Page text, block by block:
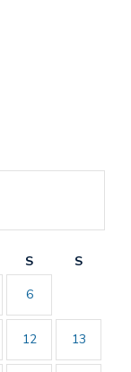
S
S
6
12 13